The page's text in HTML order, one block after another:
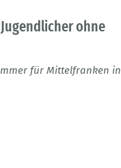
ohne
für Mittelfranken in